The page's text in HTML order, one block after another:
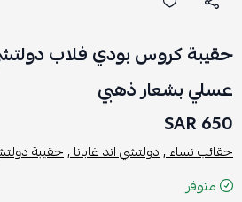
حقيبة كروس بودي فلاب دولتشي
عسلي بشعار ذهبي
650 SAR
حقائب نساء ,دولتشي اند غابانا ,حقيبة
متوفر